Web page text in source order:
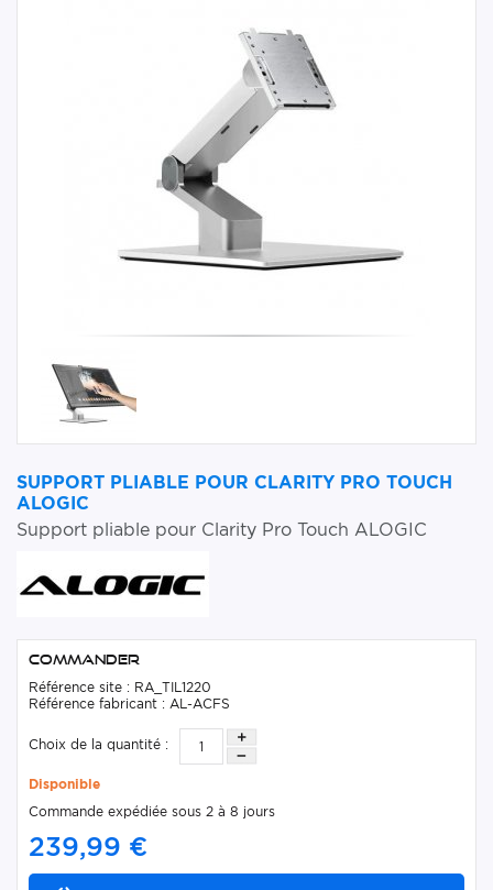
SUPPORT PLIABLE POUR CLARITY PRO TOUCH
ALOGIC
Support pliable pour Clarity Pro Touch ALOGIC
Commander
Référence site : RA_TIL1220
Référence fabricant : AL-ACFS
Choix de la quantité :
Disponible
Commande expédiée sous 2 à 8 jours
239,99 €